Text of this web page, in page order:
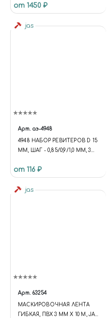
от 1450 ₽
jas
Арт. аэ-4948
4948 НАБОР РЕВИТЕРОВ D 15
ММ, ШАГ - 0,85/0,9/1,0 ММ, 3
от 116 ₽
jas
Арт. 63254
МАСКИРОВОЧНАЯ ЛЕНТА
ГИБКАЯ, ПВХ 3 ММ Х 10 М, JAS